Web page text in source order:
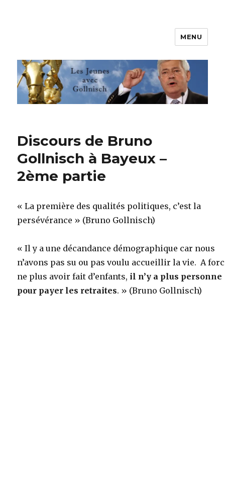
Les jeunes avec Gollnisch
MENU
Discours de Bruno
Gollnisch à Bayeux –
2ème partie
« La première des qualités politiques, c’est la
persévérance » (Bruno Gollnisch)
« Il y a une décandance démographique car nous
n’avons pas su ou pas voulu accueillir la vie. A
ne plus avoir fait d’enfants, il n’y a plus personne
pour payer les retraites. » (Bruno Gollnisch)